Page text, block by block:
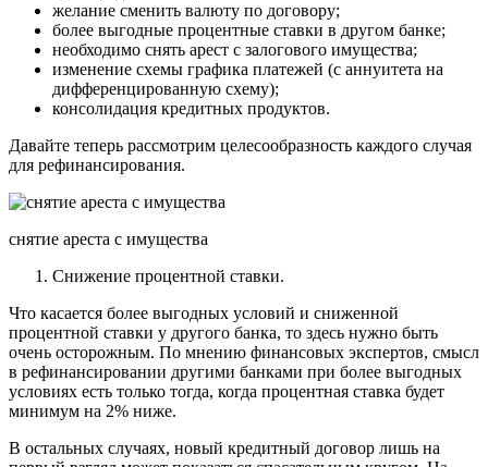
желание сменить валюту по договору;
более выгодные процентные ставки в другом банке;
необходимо снять арест с залогового имущества;
изменение схемы графика платежей (с аннуитета на
дифференцированную схему);
консолидация кредитных продуктов.
Давайте теперь рассмотрим целесообразность каждого случая
для рефинансирования.
снятие ареста с имущества
Снижение процентной ставки.
Что касается более выгодных условий и сниженной
процентной ставки у другого банка, то здесь нужно быть
очень осторожным. По мнению финансовых экспертов, смысл
в рефинансировании другими банками при более выгодных
условиях есть только тогда, когда процентная ставка будет
минимум на 2% ниже.
В остальных случаях, новый кредитный договор лишь на